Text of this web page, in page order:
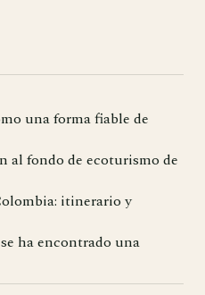
una forma fiable de
al fondo de ecoturismo de
itinerario y
ha encontrado una